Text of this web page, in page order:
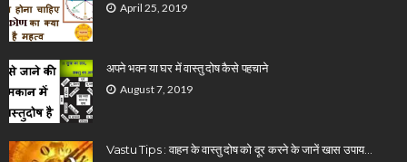
April 25, 2019
अपने भवन या घर में वास्तु दोष कैसे पहचाने
August 7, 2019
Vastu Tips : वाहन के वास्तु दोष को दूर करने के जानें खास उपाय…